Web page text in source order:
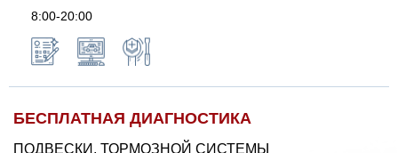
8:00-20:00
БЕСПЛАТНАЯ ДИАГНОСТИКА
ПОДВЕСКИ, ТОРМОЗНОЙ СИСТЕМЫ